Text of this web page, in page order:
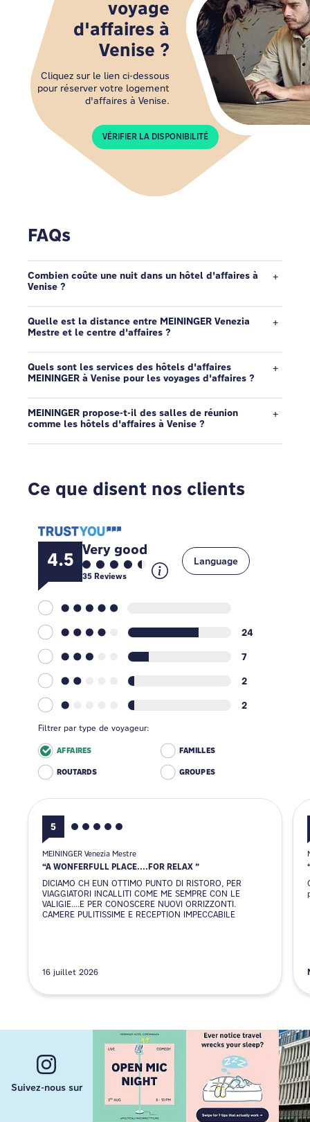
voyage
d'affaires à
Venise ?
Cliquez sur le lien ci-dessous
pour réserver votre logement
d'affaires à Venise.
VÉRIFIER LA DISPONIBILITÉ
FAQs
Combien coûte une nuit dans un hôtel d'affaires à
Venise ?
Quelle est la distance entre MEININGER Venezia
Mestre et le centre d'affaires ?
Quels sont les services des hôtels d'affaires
MEININGER à Venise pour les voyages d'affaires ?
MEININGER propose-t-il des salles de réunion
comme les hôtels d'affaires à Venise ?
Ce que disent nos clients
4.5 Very good
35Reviews
24
7
2
2
Language
Filtrer par type de voyageur:
AFFAIRES FAMILLES
ROUTARDS GROUPES
5
MEININGER Venezia Mestre
A WONFERFULL PLACE....FOR RELAX
DICIAMO CH EUN OTTIMO PUNTO DI RISTORO, PER
VIAGGIATORI INCALLITI COME ME SEMPRE CON LE
VALIGIE....E PER CONOSCERE NUOVI ORRIZZONTI.
CAMERE PULITISSIME E RECEPTION IMPECCABILE
16 juillet 2026
Suivez-nous sur